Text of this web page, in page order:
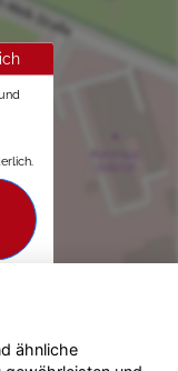
ähnliche